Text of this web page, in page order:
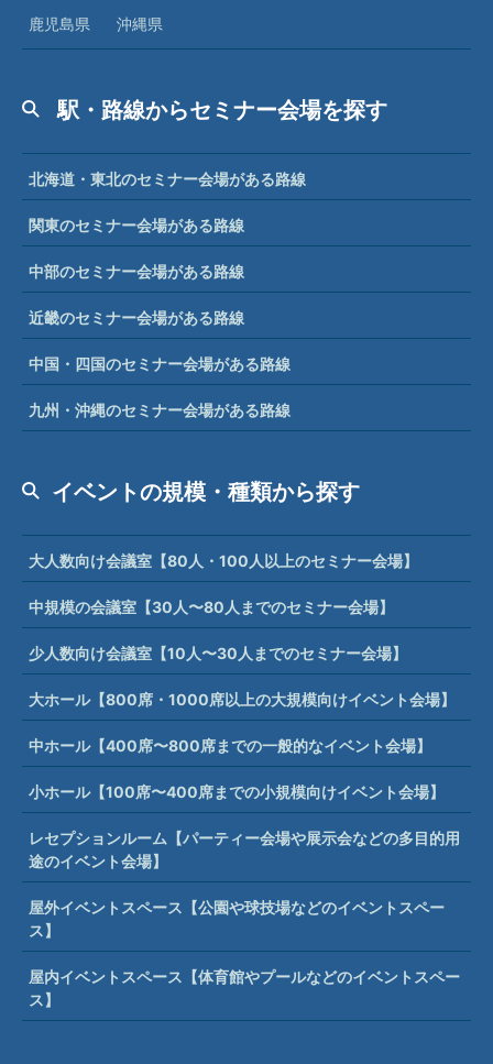
鹿児島県
沖縄県
駅・路線からセミナー会場を探す
北海道・東北のセミナー会場がある路線
関東のセミナー会場がある路線
中部のセミナー会場がある路線
近畿のセミナー会場がある路線
中国・四国のセミナー会場がある路線
九州・沖縄のセミナー会場がある路線
イベントの規模・種類から探す
大人数向け会議室【80人・100人以上のセミナー会場】
中規模の会議室【30人〜80人までのセミナー会場】
少人数向け会議室【10人〜30人までのセミナー会場】
大ホール【800席・1000席以上の大規模向けイベント会場】
中ホール【400席〜800席までの一般的なイベント会場】
小ホール【100席〜400席までの小規模向けイベント会場】
レセプションルーム【パーティー会場や展示会などの多目的用
途のイベント会場】
屋外イベントスペース【公園や球技場などのイベントスペー
ス】
屋内イベントスペース【体育館やプールなどのイベントスペー
ス】